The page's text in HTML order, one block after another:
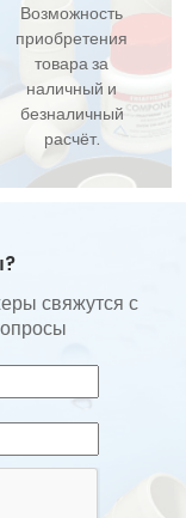
Возможность
приобретения
товара за
наличный и
безналичный
расчёт.
свяжутся с